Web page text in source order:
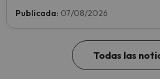
¡Vota ahora y ayúdanos a alcanzar la
Publicada: 07/08/2026
Todas las